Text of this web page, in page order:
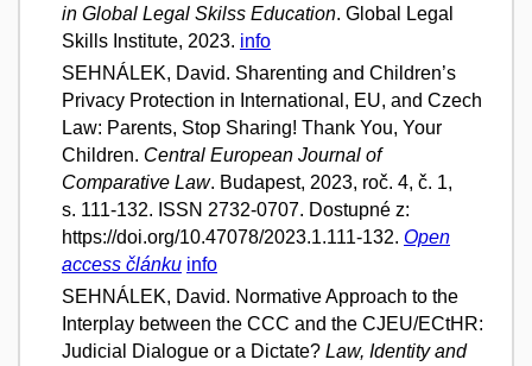
in Global Legal Skilss Education. Global Legal
Skills Institute, 2023. info
SEHNÁLEK, David. Sharenting and Children’s
Privacy Protection in International, EU, and Czech
Law: Parents, Stop Sharing! Thank You, Your
Children. Central European Journal of
Comparative Law. Budapest, 2023, roč. 4, č. 1,
s. 111-132. ISSN 2732-0707. Dostupné z:
https://doi.org/10.47078/2023.1.111-132. Open
access článku info
SEHNÁLEK, David. Normative Approach to the
Interplay between the CCC and the CJEU/ECtHR:
Judicial Dialogue or a Dictate? Law, Identity and